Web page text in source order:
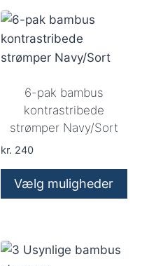
har
flere
varianter.
vælges
på
varesiden
6-pak bambus
kontrastribede
strømper Navy/Sort
kr. 240
Vælg muligheder
har